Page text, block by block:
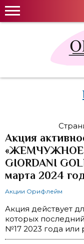
Акция
«ЖЕМЧУЖНОЕ
GIORDANI
марта 2024
Акции Орифлейм
Акция действует
которых
№17 2023 года или